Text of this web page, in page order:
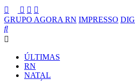
GRUPO AGORA RN IMPRESSO
ÚLTIMAS
RN
NATAL